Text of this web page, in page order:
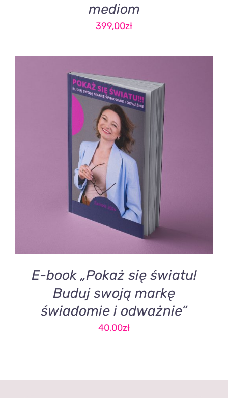
mediom
399,00zł
DODAJ DO KOSZYKA
SZCZEGÓŁY
E-book „Pokaż się światu!
Buduj swoją markę
świadomie i odważnie”
40,00zł